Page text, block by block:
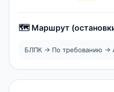
🗺️ Маршрут
БЛПК → По требованию →